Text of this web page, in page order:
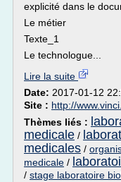
explicité dans le
Le métier
Texte_1
Le technologue...
Lire la suite
Date: 2017-01-12
Site : http://
Thèmes liés :
medicale /
medicales /
medicale /
/ stage laboratoire